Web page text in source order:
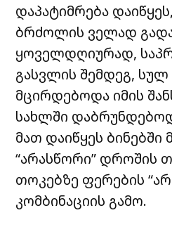
დაპატიმრება
ბრძოლის ველად
ყოველდღიურად,
გასვლის შემდეგ,
მცირდებოდა იმის
სახლში
მათ დაიწყეს ბინებში
“არასწორი” დროშის
თოკებზე ფერების
კომბინაციის გამო.